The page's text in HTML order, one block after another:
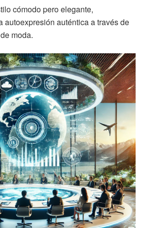
cómodo pero elegante,
autoexpresión auténtica a través de
moda.